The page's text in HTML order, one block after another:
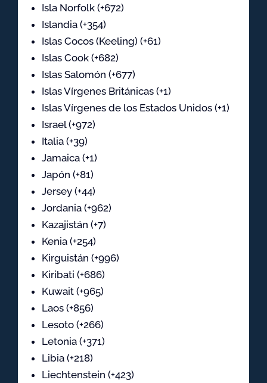
Isla Norfolk (+672)
Islandia (+354)
Islas Cocos (Keeling) (+61)
Islas Cook (+682)
Islas Salomón (+677)
Islas Vírgenes Británicas (+1)
Islas Vírgenes de los Estados Unidos (+1)
Israel (+972)
Italia (+39)
Jamaica (+1)
Japón (+81)
Jersey (+44)
Jordania (+962)
Kazajistán (+7)
Kenia (+254)
Kirguistán (+996)
Kiribati (+686)
Kuwait (+965)
Laos (+856)
Lesoto (+266)
Letonia (+371)
Libia (+218)
Liechtenstein (+423)